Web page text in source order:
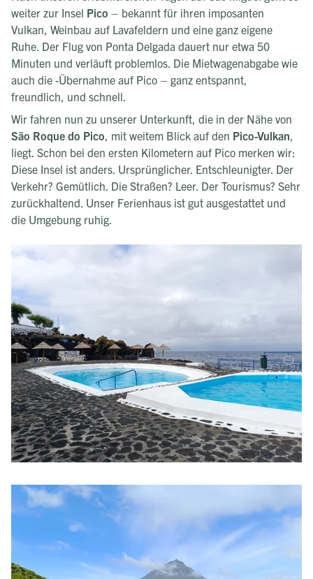
weiter zur Insel Pico – bekannt für ihren imposanten
Vulkan, Weinbau auf Lavafeldern und eine ganz eigene
Ruhe. Der Flug von Ponta Delgada dauert nur etwa 50
Minuten und verläuft problemlos. Die Mietwagenabgabe wie
auch die -Übernahme auf Pico – ganz entspannt,
freundlich, und schnell.
Wir fahren nun zu unserer Unterkunft, die in der Nähe von
São Roque do Pico, mit weitem Blick auf den Pico-Vulkan,
liegt. Schon bei den ersten Kilometern auf Pico merken wir:
Diese Insel ist anders. Ursprünglicher. Entschleunigter. Der
Verkehr? Gemütlich. Die Straßen? Leer. Der Tourismus? Sehr
zurückhaltend. Unser Ferienhaus ist gut ausgestattet und
die Umgebung ruhig.